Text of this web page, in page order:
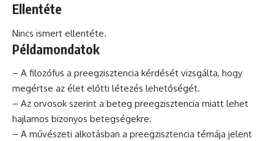
Ellentéte
Nincs ismert ellentéte.
Példamondatok
– A filozófus a preegzisztencia kérdését vizsgálta, hogy
megértse az élet előtti létezés lehetőségét.
– Az orvosok szerint a beteg preegzisztencia miatt lehet
hajlamos bizonyos betegségekre.
– A művészeti alkotásban a preegzisztencia témája jelent